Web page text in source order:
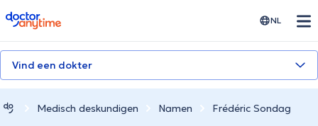
doctoranytime NL
Vind een dokter
Medisch deskundigen Namen Frédéric Sondag